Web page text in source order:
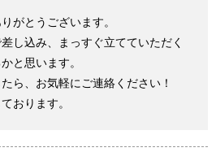
がとうございます。
し込み、まっすぐ立てていただく
と思います。
ら、お気軽にご連絡ください！
おります。